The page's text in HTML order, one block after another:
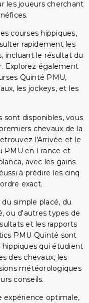
les joueurs cherchant
courses hippiques,
rapidement les
incluant le résultat du
Explorez également
Quinté PMU,
les jockeys, et les
sont disponibles, vous
chevaux de la
l'Arrivée et le
PMU en France et
avec les gains
à prédire les cinq
exact.
simple placé, du
ou d'autres types de
et les rapports
PMU Quinté sont
hippiques qui étudient
des chevaux, les
météorologiques
conseils.
expérience optimale,